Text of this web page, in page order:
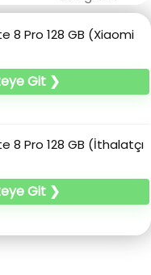
8 Pro 128 GB (Xiaomi
Git ❯
8 Pro 128 GB (İthalatçı
Git ❯